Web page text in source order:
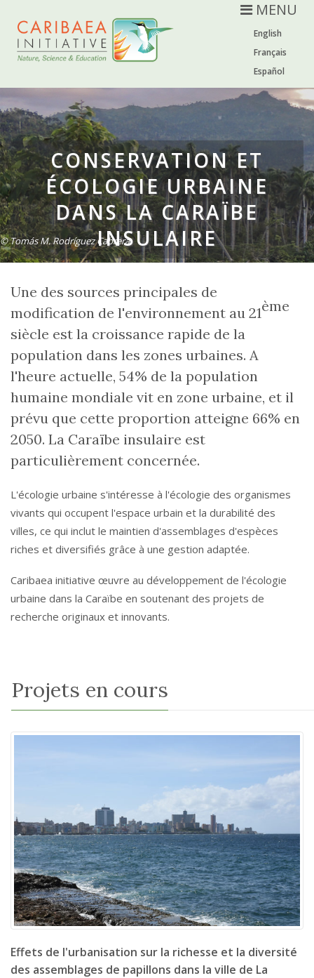
English
Français
Español
MENU
© Tomás M. Rodríguez Cabrera
CONSERVATION ET
ÉCOLOGIE URBAINE
DANS LA CARAÏBE
INSULAIRE
Une des sources principales de
modification de l'environnement au 21ème
siècle est la croissance rapide de la
population dans les zones urbaines. A
l'heure actuelle, 54% de la population
humaine mondiale vit en zone urbaine, et il
prévu que cette proportion atteigne 66% en
2050. La Caraïbe insulaire est
particulièrement concernée.
L'écologie urbaine s'intéresse à l'écologie des organismes
vivants qui occupent l'espace urbain et la durabilité des
villes, ce qui inclut le maintien d'assemblages d'espèces
riches et diversifiés grâce à une gestion adaptée.
Caribaea initiative œuvre au développement de l'écologie
urbaine dans la Caraïbe en soutenant des projets de
recherche originaux et innovants.
Projets en cours
Effets de l'urbanisation sur la richesse et la diversité
des assemblages de papillons dans la ville de La